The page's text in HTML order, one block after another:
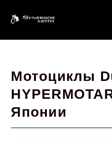
Мотоциклы
Японии